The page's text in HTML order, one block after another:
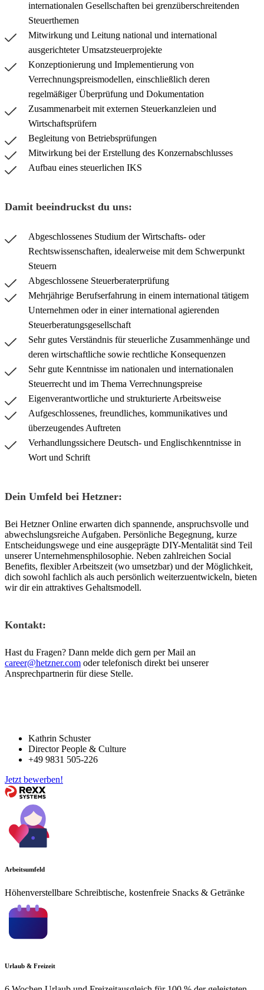
internationalen Gesellschaften bei grenzüberschreitenden
Steuerthemen
Mitwirkung und Leitung national und international
ausgerichteter Umsatzsteuerprojekte
Konzeptionierung und Implementierung von
Verrechnungspreismodellen, einschließlich deren
regelmäßiger Überprüfung und Dokumentation
Zusammenarbeit mit externen Steuerkanzleien und
Wirtschaftsprüfern
Begleitung von Betriebsprüfungen
Mitwirkung bei der Erstellung des Konzernabschlusses
Aufbau eines steuerlichen IKS
Damit beeindruckst du uns:
Abgeschlossenes Studium der Wirtschafts- oder
Rechtswissenschaften, idealerweise mit dem Schwerpunkt
Steuern
Abgeschlossene Steuerberaterprüfung
Mehrjährige Berufserfahrung in einem international tätigem
Unternehmen oder in einer international agierenden
Steuerberatungsgesellschaft
Sehr gutes Verständnis für steuerliche Zusammenhänge und
deren wirtschaftliche sowie rechtliche Konsequenzen
Sehr gute Kenntnisse im nationalen und internationalen
Steuerrecht und im Thema Verrechnungspreise
Eigenverantwortliche und strukturierte Arbeitsweise
Aufgeschlossenes, freundliches, kommunikatives und
überzeugendes Auftreten
Verhandlungssichere Deutsch- und Englischkenntnisse in
Wort und Schrift
Dein Umfeld bei Hetzner:
Bei Hetzner Online erwarten dich spannende, anspruchsvolle und
abwechslungsreiche Aufgaben. Persönliche Begegnung, kurze
Entscheidungswege und eine ausgeprägte DIY-Mentalität sind Teil
unserer Unternehmensphilosophie. Neben zahlreichen Social
Benefits, flexibler Arbeitszeit (wo umsetzbar) und der Möglichkeit,
dich sowohl fachlich als auch persönlich weiterzuentwickeln, bieten
wir dir ein attraktives Gehaltsmodell.
Kontakt:
Hast du Fragen? Dann melde dich gern per Mail an
career@hetzner.com oder telefonisch direkt bei unserer
Ansprechpartnerin für diese Stelle.
Kathrin Schuster
Director People & Culture
+49 9831 505-226
Jetzt bewerben!
Arbeitsumfeld
Höhenverstellbare Schreibtische, kostenfreie Snacks & Getränke
Urlaub & Freizeit